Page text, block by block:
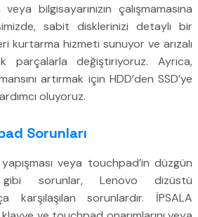
bilgisayarınızın çalışmamasına
sabit disklerinizi detaylı bir
kurtarma hizmeti sunuyor ve arızalı
parçalarla değiştiriyoruz. Ayrıca,
artırmak için HDD’den SSD’ye
oluyoruz.
Sorunları
yapışması veya touchpad’in düzgün
sorunlar, Lenovo dizüstü
karşılaşılan sorunlardır. İPSALA